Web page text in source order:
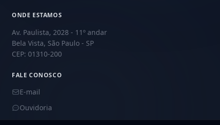
ONDE ESTAMOS
Av. Paulista, 2028 - 11º andar
Bela Vista, São Paulo - SP
CEP: 01310-200
FALE CONOSCO
E-mail
Ouvidoria